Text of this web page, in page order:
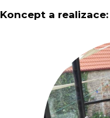
Koncept a realizace: